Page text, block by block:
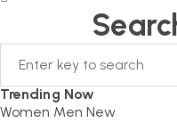
Trending Now
Women Men New